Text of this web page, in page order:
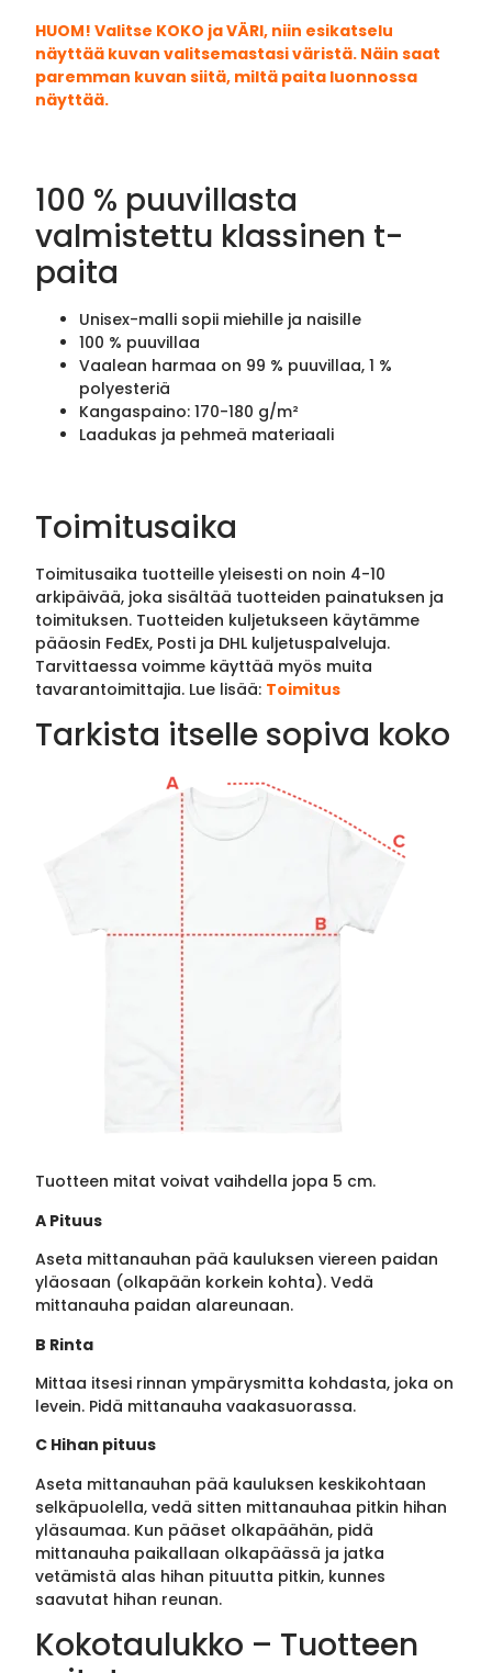
HUOM! Valitse KOKO ja VÄRI, niin esikatselu
näyttää kuvan valitsemastasi väristä. Näin saat
paremman kuvan siitä, miltä paita luonnossa
näyttää.
100 % puuvillasta
valmistettu klassinen t-
paita
Unisex-malli sopii miehille ja naisille
100 % puuvillaa
Vaalean harmaa on 99 % puuvillaa, 1 %
polyesteriä
Kangaspaino: 170-180 g/m²
Laadukas ja pehmeä materiaali
Toimitusaika
Toimitusaika tuotteille yleisesti on noin 4-10
arkipäivää, joka sisältää tuotteiden painatuksen ja
toimituksen. Tuotteiden kuljetukseen käytämme
pääosin FedEx, Posti ja DHL kuljetuspalveluja.
Tarvittaessa voimme käyttää myös muita
tavarantoimittajia. Lue lisää: Toimitus
Tarkista itselle sopiva koko
Tuotteen mitat voivat vaihdella jopa 5 cm.
A Pituus
Aseta mittanauhan pää kauluksen viereen paidan
yläosaan (olkapään korkein kohta). Vedä
mittanauha paidan alareunaan.
B Rinta
Mittaa itsesi rinnan ympärysmitta kohdasta, joka on
levein. Pidä mittanauha vaakasuorassa.
C Hihan pituus
Aseta mittanauhan pää kauluksen keskikohtaan
selkäpuolella, vedä sitten mittanauhaa pitkin hihan
yläsaumaa. Kun pääset olkapäähän, pidä
mittanauha paikallaan olkapäässä ja jatka
vetämistä alas hihan pituutta pitkin, kunnes
saavutat hihan reunan.
Kokotaulukko – Tuotteen